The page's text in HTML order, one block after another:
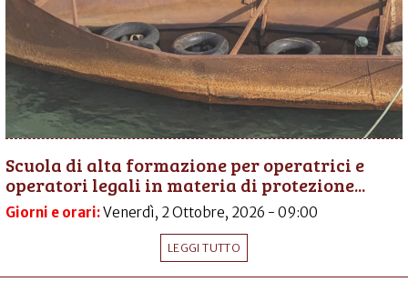
Scuola di alta formazione per operatrici e
operatori legali in materia di protezione...
Giorni e orari:Venerdì, 2 Ottobre, 2026 - 09:00
LEGGI TUTTO